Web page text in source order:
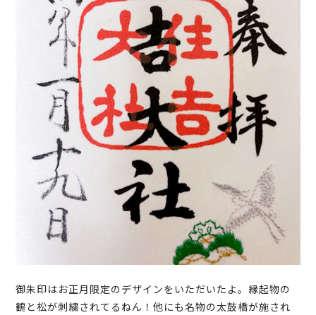
御朱印はお正月限定のデザインをいただいたよ。縁起物の
鶴と松が刺繍されてるねん！他にも名物の太鼓橋が施され